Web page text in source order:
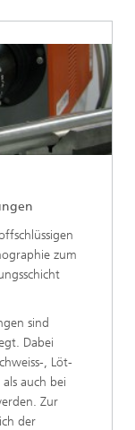
zum
sind
Dabei
, Löt-
auch bei
Zur
der